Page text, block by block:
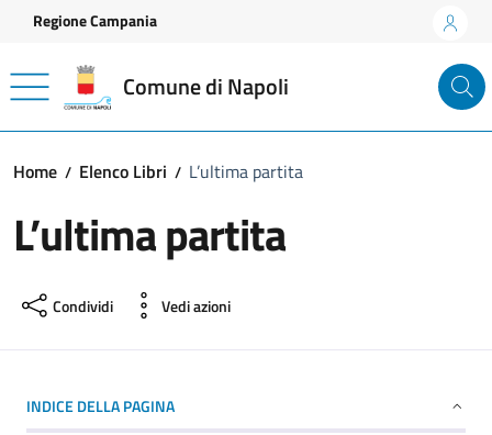
Vai ai contenuti
Vai al footer
Regione Campania
Comune di Napoli
Home Elenco Libri L’ultima partita
L’ultima partita
Condividi Vedi azioni
INDICE DELLA PAGINA